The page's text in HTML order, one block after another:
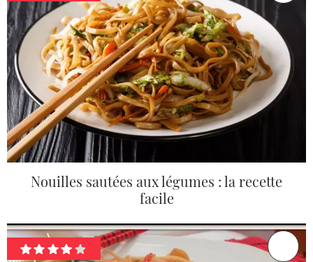
Nouilles sautées aux légumes : la recette
facile